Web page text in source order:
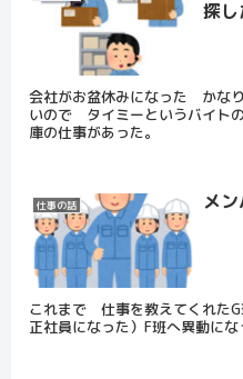
探
会社がお盆休みになった かな
いので タイミーというバイト
庫の仕事があった。
仕事の話 メ
これまで 仕事を教えてくれた
正社員になった）F班へ異動に